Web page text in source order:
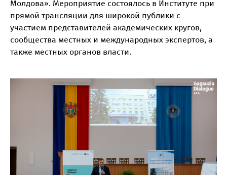
Молдова». Мероприятие состоялось в Институте при
прямой трансляции для широкой публики с
участием представителей академических кругов,
сообщества местных и международных экспертов, а
также местных органов власти.